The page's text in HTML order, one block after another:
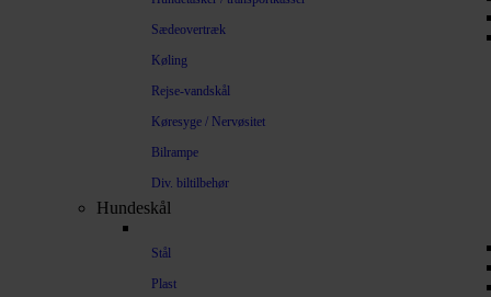
Sædeovertræk
Køling
Rejse-vandskål
Køresyge / Nervøsitet
Bilrampe
Div. biltilbehør
Hundeskål
Stål
Plast